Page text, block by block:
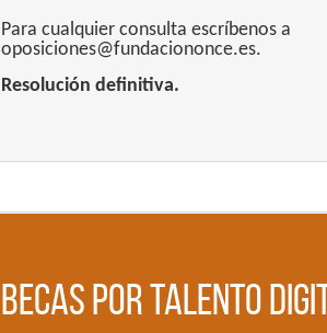
Para cualquier consulta escríbenos a
oposiciones@fundaciononce.es.
Resolución definitiva.
Becas por Talento